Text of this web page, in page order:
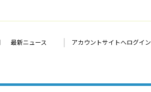
最新ニュース | アカウントサイトへログイン